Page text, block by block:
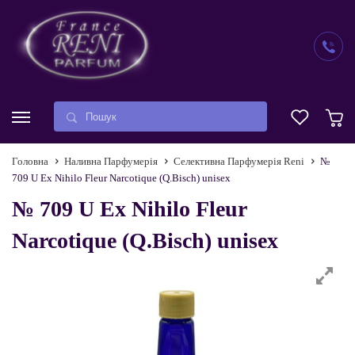
Головна Наливна Парфумерія Селективна Парфумерія Reni
№
709 U Ex Nihilo Fleur Narcotique (Q.Bisch) unisex
№ 709 U Ex Nihilo Fleur
Narcotique (Q.Bisch) unisex